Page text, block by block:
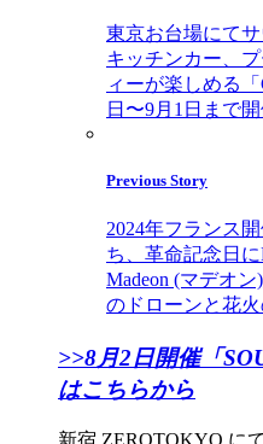
東京お台場にて
キッチンカー、
ィーが楽しめる
日〜9月1日まで
Previous Story
2024年フランス
ち、革命記念日
Madeon (マデオ
のドローンと花
>>8月2日開催「
はこちらから
新宿 ZEROTOKYO に